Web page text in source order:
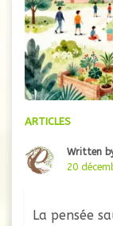
ARTICLES
Written
20
La pensée